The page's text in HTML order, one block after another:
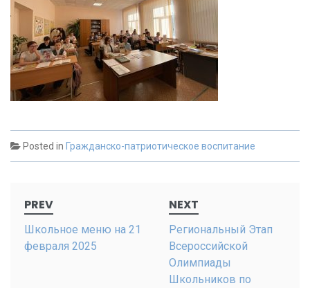
Posted in Гражданско-патриотическое воспитание
navigation
PREV
Школьное меню на 21
февраля 2025
NEXT
Региональный Этап
Всероссийской
Олимпиады
Школьников по